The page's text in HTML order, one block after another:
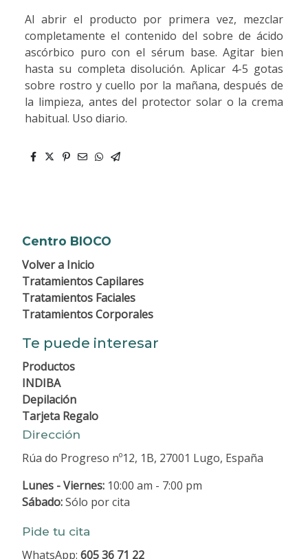
Al abrir el producto por primera vez, mezclar
completamente el contenido del sobre de ácido
ascórbico puro con el sérum base. Agitar bien
hasta su completa disolución. Aplicar 4-5 gotas
sobre rostro y cuello por la mañana, después de
la limpieza, antes del protector solar o la crema
habitual. Uso diario.
Centro BIOCO
Volver a Inicio
Tratamientos Capilares
Tratamientos Faciales
Tratamientos Corporales
Te puede interesar
Productos
INDIBA
Depilación
Tarjeta Regalo
Dirección
Rúa do Progreso nº12, 1B, 27001 Lugo, España
Lunes - Viernes: 10:00 am - 7:00 pm
Sábado:Sólo por cita
Pide tu cita
WhatsApp: 605 36 71 22